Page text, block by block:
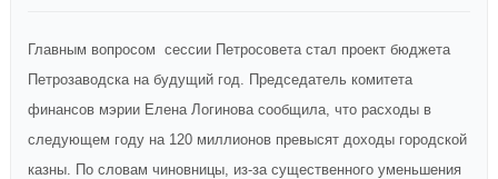
Главным вопросом сессии Петросовета стал проект бюджета
Петрозаводска на будущий год. Председатель комитета
финансов мэрии Елена Логинова сообщила, что расходы в
следующем году на 120 миллионов превысят доходы городской
казны. По словам чиновницы, из-за существенного уменьшения